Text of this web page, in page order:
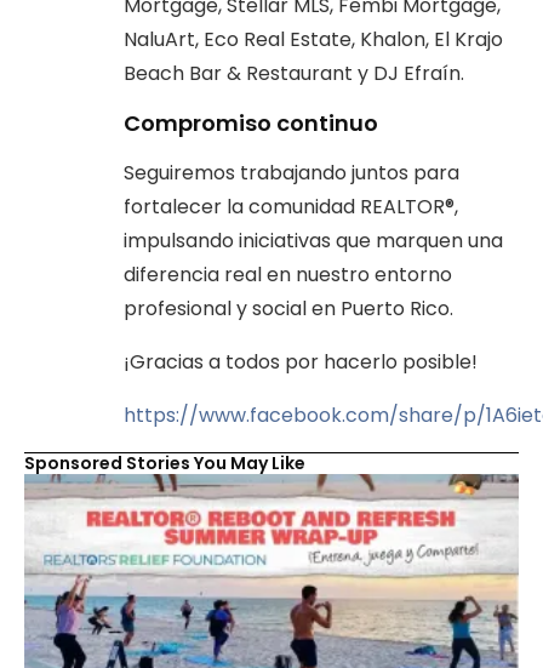
NaluArt, Eco Real Estate, Khalon, El Krajo
Beach Bar & Restaurant y DJ Efraín.
Compromiso continuo
Seguiremos trabajando juntos para
fortalecer la comunidad REALTOR®,
impulsando iniciativas que marquen una
diferencia real en nuestro entorno
profesional y social en Puerto Rico.
¡Gracias a todos por hacerlo posible!
https://www.facebook.com/share/p/
Sponsored Stories You May Like